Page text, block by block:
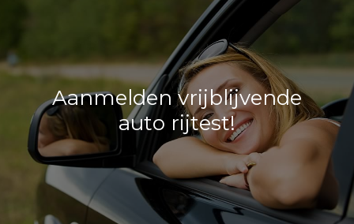
Aanmelden vrijblijvende
auto rijtest!